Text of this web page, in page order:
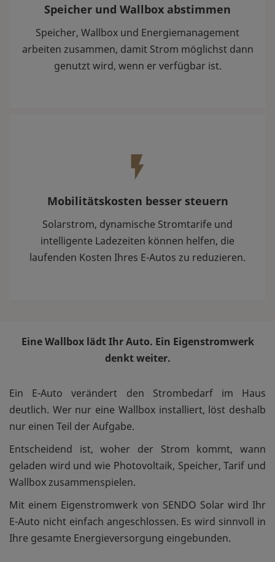
Speicher und Wallbox abstimmen
Speicher, Wallbox und Energiemanagement
arbeiten zusammen, damit Strom möglichst dann
genutzt wird, wenn er verfügbar ist.
Mobilitätskosten besser steuern
Solarstrom, dynamische Stromtarife und
intelligente Ladezeiten können helfen, die
laufenden Kosten Ihres E-Autos zu reduzieren.
Eine Wallbox lädt Ihr Auto. Ein Eigenstromwerk
denkt weiter.
Ein E-Auto verändert den Strombedarf im Haus
deutlich. Wer nur eine Wallbox installiert, löst deshalb
nur einen Teil der Aufgabe.
Entscheidend ist, woher der Strom kommt, wann
geladen wird und wie Photovoltaik, Speicher, Tarif und
Wallbox zusammenspielen.
Mit einem Eigenstromwerk von SENDO Solar wird Ihr
E-Auto nicht einfach angeschlossen. Es wird sinnvoll in
Ihre gesamte Energieversorgung eingebunden.